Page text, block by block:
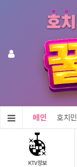
메인 호치
KTV정보